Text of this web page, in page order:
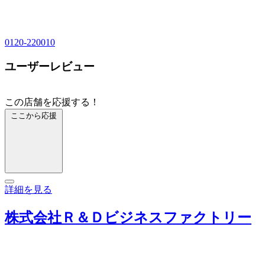
0120-220010
ユーザーレビュー
この店舗を応援する！
ここから応援
詳細を見る
株式会社Ｒ＆Ｄビジネスファクトリー